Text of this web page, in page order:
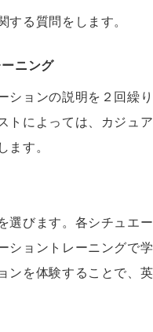
。
る質問をします。
ニング
ションの説明を２回繰
トによっては、カジュ
す。
選びます。各シチュエ
ショントレーニングで
ンを体験することで、